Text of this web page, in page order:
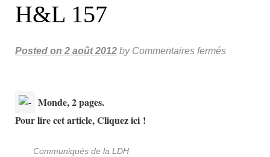
H&L 157
Posted on 2 août 2012 by Commentaires fermés
Monde, 2 pages.
Pour lire cet article, Cliquez ici !
Communiqués de la LDH